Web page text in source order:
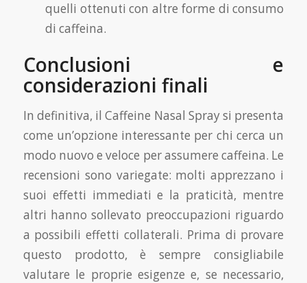
quelli ottenuti con altre forme di consumo
di caffeina.
Conclusioni e
considerazioni finali
In definitiva, il Caffeine Nasal Spray si presenta
come un’opzione interessante per chi cerca un
modo nuovo e veloce per assumere caffeina. Le
recensioni sono variegate: molti apprezzano i
suoi effetti immediati e la praticità, mentre
altri hanno sollevato preoccupazioni riguardo
a possibili effetti collaterali. Prima di provare
questo prodotto, è sempre consigliabile
valutare le proprie esigenze e, se necessario,